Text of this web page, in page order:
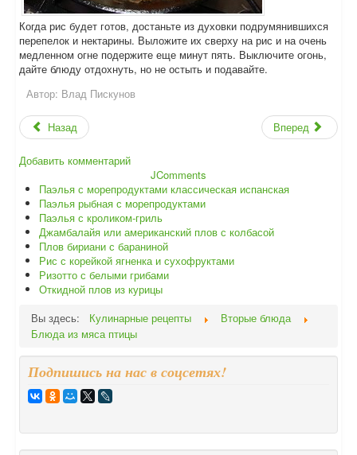
Когда рис будет готов, достаньте из духовки подрумянившихся
перепелок и нектарины. Выложите их сверху на рис и на очень
медленном огне подержите еще минут пять. Выключите огонь,
дайте блюду отдохнуть, но не остыть и подавайте.
Автор: Влад Пискунов
Назад Вперед
Добавить комментарий
JComments
Паэлья с морепродуктами классическая испанская
Паэлья рыбная с морепродуктами
Паэлья с кроликом-гриль
Джамбалайя или американский плов с колбасой
Плов бириани с бараниной
Рис с корейкой ягненка и сухофруктами
Ризотто с белыми грибами
Откидной плов из курицы
Вы здесь:
Кулинарные рецепты
Вторые блюда
Блюда из мяса птицы
Подпишись на нас в соцсетях!